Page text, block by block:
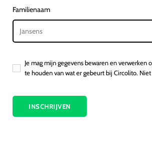
Familienaam
Je mag mijn gegevens bewaren en verwerken
te houden van wat er gebeurt bij Circolito.
INSCHRIJVEN